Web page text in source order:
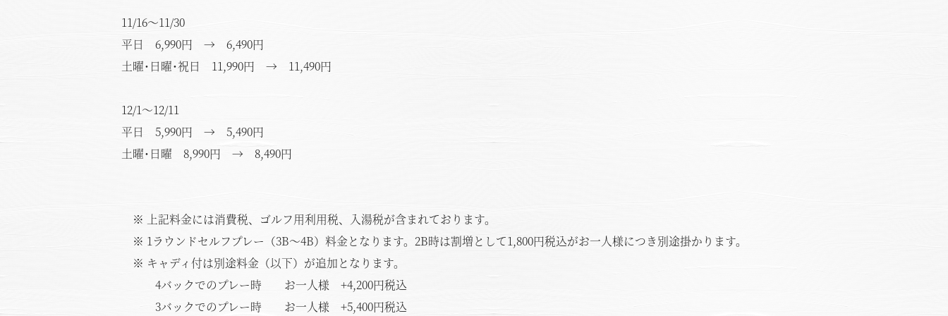
11/16～11/30
平日 6,990円 → 6,490円
土曜･日曜･祝日 11,990円 → 11,490円
12/1～12/11
平日 5,990円 → 5,490円
土曜･日曜 8,990円 → 8,490円
※ 上記料金には消費税、ゴルフ用利用税、入湯税が含まれております。
※ 1ラウンドセルフプレー（3B～4B）料金となります。2B時は割増として1,800円税込がお一人様につき別途掛かります。
※ キャディ付は別途料金（以下）が追加となります。
4バックでのプレー時 お一人様 +4,200円税込
3バックでのプレー時 お一人様 +5,400円税込